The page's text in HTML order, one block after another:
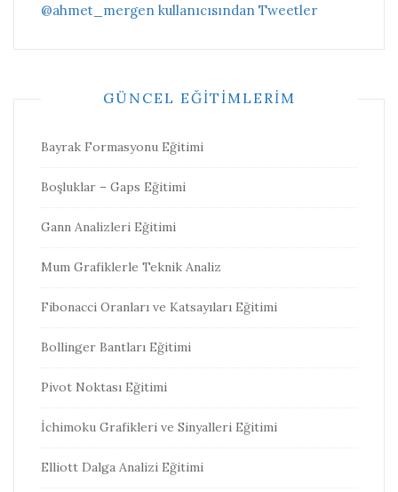
@ahmet_mergen kullanıcısından Tweetler
GÜNCEL EĞITIMLERIM
Bayrak Formasyonu Eğitimi
Boşluklar – Gaps Eğitimi
Gann Analizleri Eğitimi
Mum Grafiklerle Teknik Analiz
Fibonacci Oranları ve Katsayıları Eğitimi
Bollinger Bantları Eğitimi
Pivot Noktası Eğitimi
İchimoku Grafikleri ve Sinyalleri Eğitimi
Elliott Dalga Analizi Eğitimi